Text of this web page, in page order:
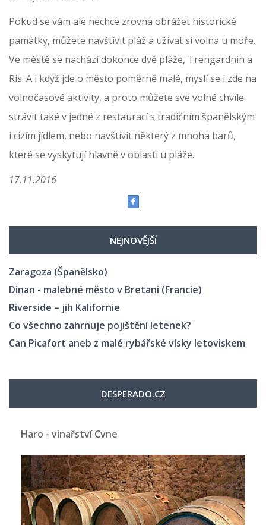
Pokud se vám ale nechce zrovna obrážet historické
památky, můžete navštívit pláž a užívat si volna u moře.
Ve městě se nachází dokonce dvě pláže, Trengardnin a
Ris. A i když jde o město poměrně malé, myslí se i zde na
volnočasové aktivity, a proto můžete své volné chvíle
strávit také v jedné z restaurací s tradičním španělským
i cizím jídlem, nebo navštívit některý z mnoha barů,
které se vyskytují hlavně v oblasti u pláže.
17.11.2016
NEJNOVĚJŠÍ
Zaragoza (Španělsko)
Dinan - malebné město v Bretani (Francie)
Riverside – jih Kalifornie
Co všechno zahrnuje pojištění letenek?
Can Picafort aneb z malé rybářské vísky letoviskem
DESPERADO.CZ
Haro - vinařství Cvne